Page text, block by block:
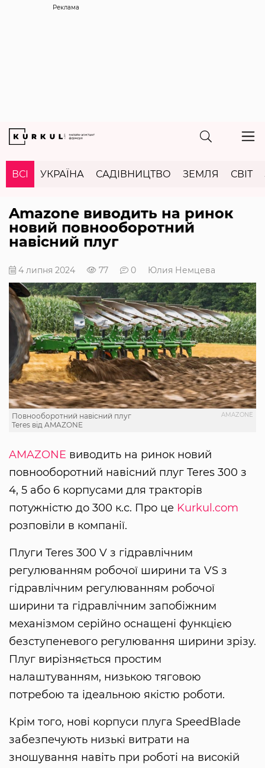
Реклама
ВСІ УКРАЇНА САДІВНИЦТВО ЗЕМЛЯ СВІТ
Amazone виводить на ринок
новий повнооборотний
навісний плуг
4 липня 2024 77 0 Юлия Немцева
AMAZONE
Повнооборотний навісний плуг
Teres від AMAZONE
AMAZONE виводить на ринок новий
повнооборотний навісний плуг Teres 300 з
4, 5 або 6 корпусами для тракторів
потужністю до 300 к.с. Про це Kurkul.com
розповіли в компанії.
Плуги Teres 300 V з гідравлічним
регулюванням робочої ширини та VS з
гідравлічним регулюванням робочої
ширини та гідравлічним запобіжним
механізмом серійно оснащені функцією
безступеневого регулювання ширини зрізу.
Плуг вирізняється простим
налаштуванням, низькою тяговою
потребою та ідеальною якістю роботи.
Крім того, нові корпуси плуга SpeedBlade
забезпечують низькі витрати на
зношування навіть при роботі на високій